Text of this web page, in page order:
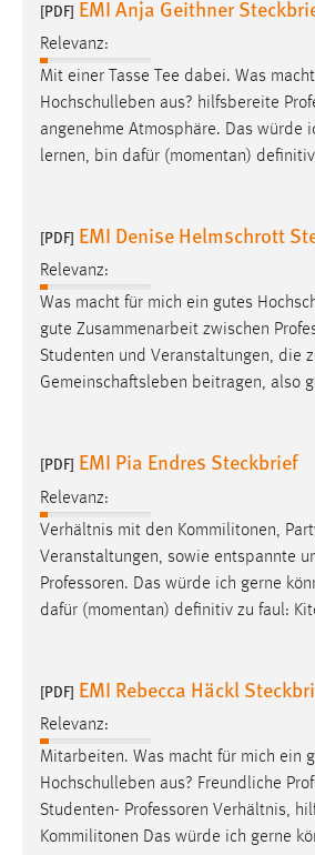
[PDF] EMI Anja Geithner
Relevanz:
Mit einer Tasse Tee dabei. Was
Hochschulleben aus? hilfsbereite
angenehme Atmosphäre. Das würde
lernen, bin dafür (momentan) definitiv
[PDF] EMI Denise Helmschrott
Relevanz:
Was macht für mich ein gutes
gute Zusammenarbeit zwischen
Studenten und Veranstaltungen, die
Gemeinschaftsleben beitragen, also
[PDF] EMI Pia Endres Steckbrief
Relevanz:
Verhältnis mit den Kommilitonen,
Veranstaltungen, sowie entspannte
Professoren. Das würde ich gerne
dafür (momentan) definitiv zu faul:
[PDF] EMI Rebecca Häckl
Relevanz:
Mitarbeiten. Was macht für mich ein
Hochschulleben aus? Freundliche
Studenten- Professoren Verhältnis,
Kommilitonen Das würde ich gerne
STATISTIK
Diese Informationen helfen uns zu
unsere Besucher unsere Website
Matomo
Name:
_pk_ref, _pk_cvar, _pk_id, _pk_ses
Zweck:
Zugriffsstatistik
MARKETING
Marketing Cookies werden von
verwendet, um personalisierte
Sie tun dies, indem sie Besucher
Google Ads
Name:
_gcl_au
Anbieter:
Google Ireland Limited